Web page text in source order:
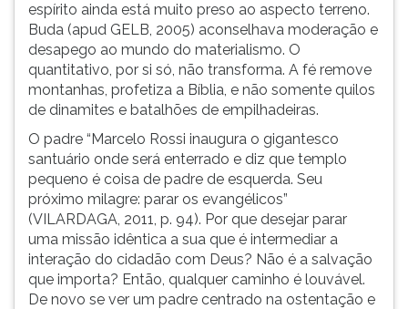
espírito ainda está muito preso ao aspecto terreno.
Buda (apud GELB, 2005) aconselhava moderação e
desapego ao mundo do materialismo. O
quantitativo, por si só, não transforma. A fé remove
montanhas, profetiza a Bíblia, e não somente quilos
de dinamites e batalhões de empilhadeiras.
O padre “Marcelo Rossi inaugura o gigantesco
santuário onde será enterrado e diz que templo
pequeno é coisa de padre de esquerda. Seu
próximo milagre: parar os evangélicos”
(VILARDAGA, 2011, p. 94). Por que desejar parar
uma missão idêntica a sua que é intermediar a
interação do cidadão com Deus? Não é a salvação
que importa? Então, qualquer caminho é louvável.
De novo se ver um padre centrado na ostentação e